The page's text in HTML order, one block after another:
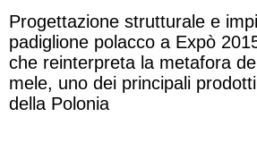
Progettazione strutturale e
padiglione polacco a Expò
che reinterpreta la metafora
mele, uno dei principali
della Polonia